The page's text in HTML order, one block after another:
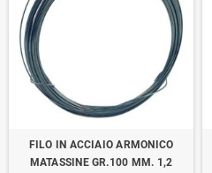
FILO IN ACCIAIO ARMONICO
MATASSINE GR.100 MM. 1,2